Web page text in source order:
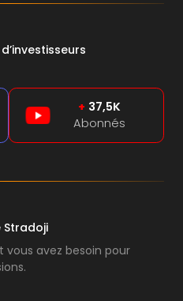
+ 37,5K
Abonnés
vous avez besoin pour